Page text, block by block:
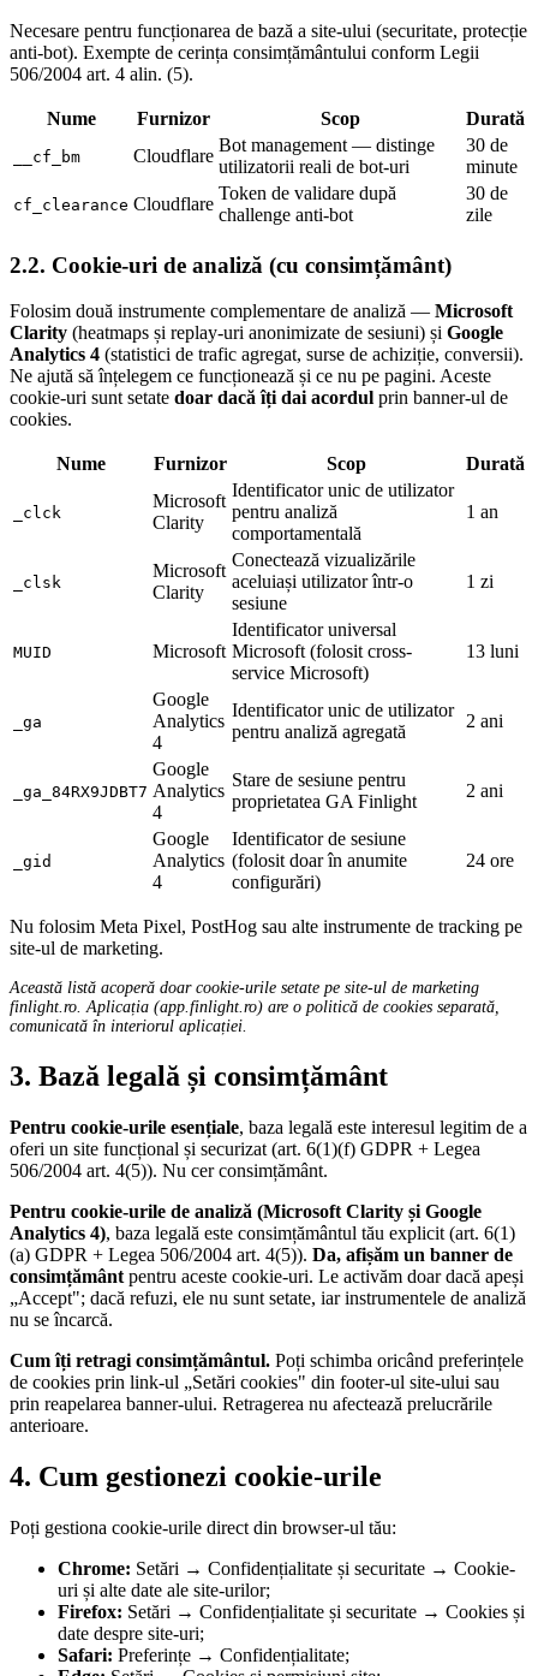
Necesare pentru funcționarea de bază a site-ului (securitate, protecție
anti-bot). Exempte de cerința consimțământului conform Legii
506/2004 art. 4 alin. (5).
Nume Furnizor Scop Durată
__cf_bm Cloudflare
Bot management — distinge
utilizatorii reali de bot-uri
30 de
minute
cf_clearance Cloudflare
Token de validare după
challenge anti-bot
30 de
zile
2.2. Cookie-uri de analiză (cu consimțământ)
Folosim două instrumente complementare de analiză — Microsoft
Clarity (heatmaps și replay-uri anonimizate de sesiuni) și Google
Analytics 4 (statistici de trafic agregat, surse de achiziție, conversii).
Ne ajută să înțelegem ce funcționează și ce nu pe pagini. Aceste
cookie-uri sunt setate doar dacă îți dai acordul prin banner-ul de
cookies.
Nume Furnizor Scop Durată
_clck
Microsoft
Clarity
Identificator unic de utilizator
pentru analiză
comportamentală
1 an
_clsk
Microsoft
Clarity
Conectează vizualizările
aceluiași utilizator într-o
sesiune
1 zi
MUID Microsoft
Identificator universal
Microsoft (folosit cross-
service Microsoft)
13 luni
_ga
Google
Analytics
4
Identificator unic de utilizator
pentru analiză agregată
2 ani
_ga_84RX9JDBT7
Google
Analytics
4
Stare de sesiune pentru
proprietatea GA Finlight
2 ani
_gid
Google
Analytics
4
Identificator de sesiune
(folosit doar în anumite
configurări)
24 ore
Nu folosim Meta Pixel, PostHog sau alte instrumente de tracking pe
site-ul de marketing.
Această listă acoperă doar cookie-urile setate pe site-ul de marketing
finlight.ro. Aplicația (app.finlight.ro) are o politică de cookies separată,
comunicată în interiorul aplicației.
3. Bază legală și consimțământ
Pentru cookie-urile esențiale, baza legală este interesul legitim de a
oferi un site funcțional și securizat (art. 6(1)(f) GDPR + Legea
506/2004 art. 4(5)). Nu cer consimțământ.
Pentru cookie-urile de analiză (Microsoft Clarity și Google
Analytics 4), baza legală este consimțământul tău explicit (art. 6(1)
(a) GDPR + Legea 506/2004 art. 4(5)). Da, afișăm un banner de
consimțământ pentru aceste cookie-uri. Le activăm doar dacă apeși
„Accept"; dacă refuzi, ele nu sunt setate, iar instrumentele de analiză
nu se încarcă.
Cum îți retragi consimțământul. Poți schimba oricând preferințele
de cookies prin link-ul „Setări cookies" din footer-ul site-ului sau
prin reapelarea banner-ului. Retragerea nu afectează prelucrările
anterioare.
4. Cum gestionezi cookie-urile
Poți gestiona cookie-urile direct din browser-ul tău:
Chrome: Setări → Confidențialitate și securitate → Cookie-
uri și alte date ale site-urilor;
Firefox: Setări → Confidențialitate și securitate → Cookies și
date despre site-uri;
Safari: Preferințe → Confidențialitate;